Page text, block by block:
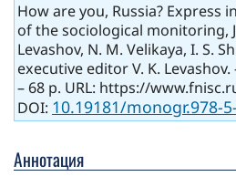
How are you, Russia? Express
of the sociological monitoring,
Levashov, N. M. Velikaya, I. S.
executive editor V. K. Levashov.
– 68 p. URL: https://
DOI: 10.19181/monogr.978-
Аннотация